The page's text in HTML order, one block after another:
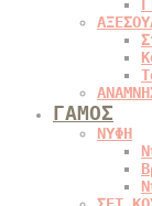
ΓΑΜΟΣ
ΝΥΦΗ